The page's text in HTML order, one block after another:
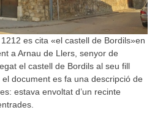
1212 es cita «el castell de Bordils»en
a Arnau de Llers, senyor de
el castell de Bordils al seu fill
document es fa una descripció de
estava envoltat d’un recinte